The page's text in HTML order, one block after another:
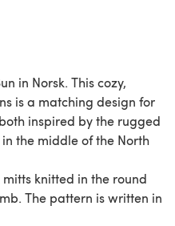
in Norsk. This cozy,
is a matching design for
inspired by the rugged
the middle of the North
knitted in the round
The pattern is written in